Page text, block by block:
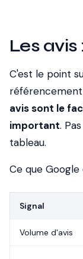
Les
C'est le point
avis sont le
important.
tableau.
Ce que Google
Signal
Volume d'avis